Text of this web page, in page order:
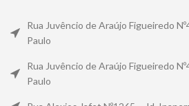
Rua Juvêncio de Araújo Figueiredo
Paulo
Rua Juvêncio de Araújo Figueiredo
Paulo